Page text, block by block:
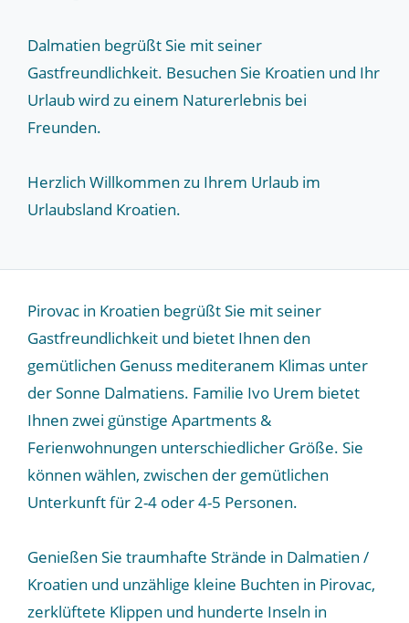
Dalmatien begrüßt Sie mit seiner
Gastfreundlichkeit. Besuchen Sie Kroatien und Ihr
Urlaub wird zu einem Naturerlebnis bei
Freunden.
Herzlich Willkommen zu Ihrem Urlaub im
Urlaubsland Kroatien.
Pirovac in Kroatien begrüßt Sie mit seiner
Gastfreundlichkeit und bietet Ihnen den
gemütlichen Genuss mediteranem Klimas unter
der Sonne Dalmatiens. Familie Ivo Urem bietet
Ihnen zwei günstige Apartments &
Ferienwohnungen unterschiedlicher Größe. Sie
können wählen, zwischen der gemütlichen
Unterkunft für 2-4 oder 4-5 Personen.
Genießen Sie traumhafte Strände in Dalmatien /
Kroatien und unzählige kleine Buchten in Pirovac,
zerklüftete Klippen und hunderte Inseln in